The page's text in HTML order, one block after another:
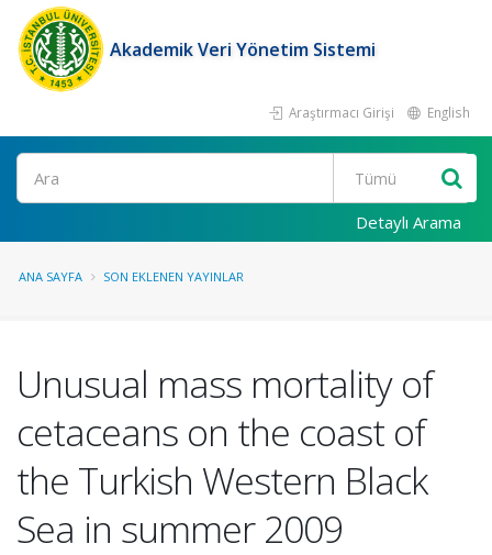
Akademik Veri Yönetim Sistemi
Araştırmacı Girişi English
Ara
Detaylı Arama
ANA SAYFA SON EKLENEN YAYINLAR
Unusual mass mortality of
cetaceans on the coast of
the Turkish Western Black
Sea in summer 2009